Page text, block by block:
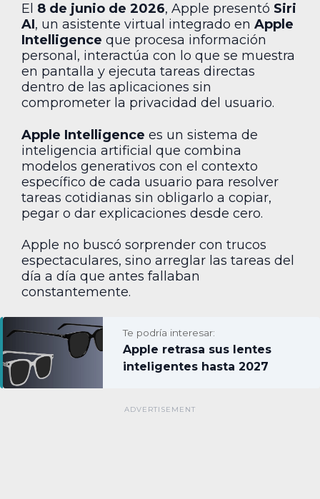
El 8 de junio de 2026, Apple presentó Siri
AI, un asistente virtual integrado en Apple
Intelligence que procesa información
personal, interactúa con lo que se muestra
en pantalla y ejecuta tareas directas
dentro de las aplicaciones sin
comprometer la privacidad del usuario.
Apple Intelligence es un sistema de
inteligencia artificial que combina
modelos generativos con el contexto
específico de cada usuario para resolver
tareas cotidianas sin obligarlo a copiar,
pegar o dar explicaciones desde cero.
Apple no buscó sorprender con trucos
espectaculares, sino arreglar las tareas del
día a día que antes fallaban
constantemente.
Te podría interesar:
Apple retrasa sus lentes
inteligentes hasta 2027